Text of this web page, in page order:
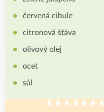
červená cibule
citronová šťáva
olivový olej
ocet
sůl